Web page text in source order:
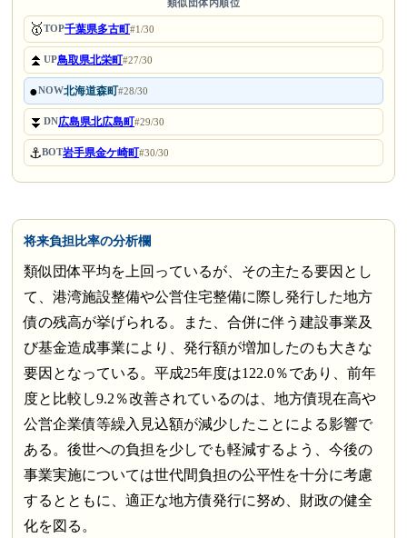
類似団体内順位
🥇TOP千葉県多古町#1/30
⏫UP鳥取県北栄町#27/30
●NOW北海道森町#28/30
⏬DN広島県北広島町#29/30
⚓BOT岩手県金ケ崎町#30/30
将来負担比率の分析欄
類似団体平均を上回っているが、その主たる要因とし
て、港湾施設整備や公営住宅整備に際し発行した地方
債の残高が挙げられる。また、合併に伴う建設事業及
び基金造成事業により、発行額が増加したのも大きな
要因となっている。平成25年度は122.0％であり、前年
度と比較し9.2％改善されているのは、地方債現在高や
公営企業債等繰入見込額が減少したことによる影響で
ある。後世への負担を少しでも軽減するよう、今後の
事業実施については世代間負担の公平性を十分に考慮
するとともに、適正な地方債発行に努め、財政の健全
化を図る。